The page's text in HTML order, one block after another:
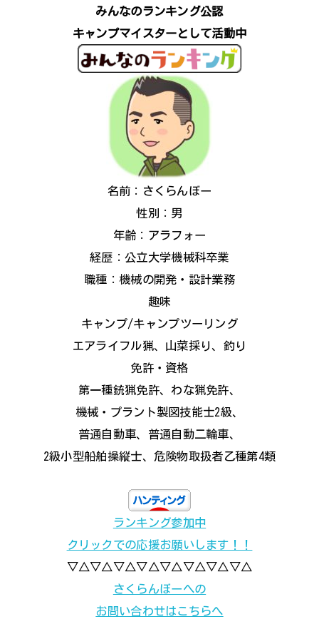
みんなのランキング公認
キャンプマイスターとして活動中
名前：さくらんぼー
性別：男
年齢：アラフォー
経歴：公立大学機械科卒業
職種：機械の開発・設計業務
趣味
キャンプ/キャンプツーリング
エアライフル猟、山菜採り、釣り
免許・資格
第一種銃猟免許、わな猟免許、
機械・プラント製図技能士2級、
普通自動車、普通自動二輪車、
2級小型船舶操縦士、危険物取扱者乙種第4類
ランキング参加中
クリックでの応援お願いします！！
▽△▽△▽△▽△▽△▽△▽△▽△
さくらんぼーへの
お問い合わせはこちらへ